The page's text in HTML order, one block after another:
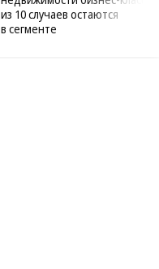
Тренд на лояльность:
недвижимости бизнес-класса
из 10 случаев остаются